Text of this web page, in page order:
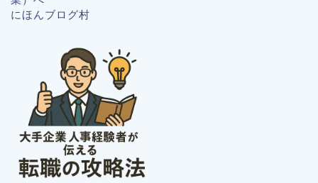
にほんブログ村